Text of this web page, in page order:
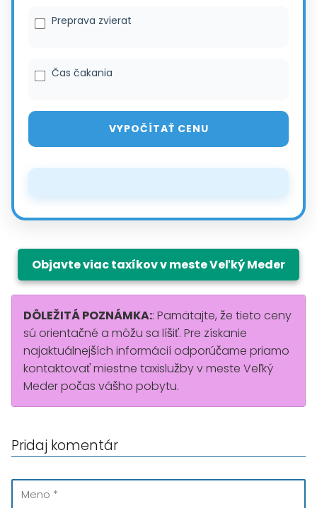
Preprava zvierat
Čas čakania
VYPOČÍTAŤ CENU
Objavte viac taxíkov v meste Veľký Meder
DÔLEŽITÁ POZNÁMKA:: Pamätajte, že tieto ceny
sú orientačné a môžu sa líšiť. Pre získanie
najaktuálnejších informácií odporúčame priamo
kontaktovať miestne taxislužby v meste Veľký
Meder počas vášho pobytu.
Pridaj komentár